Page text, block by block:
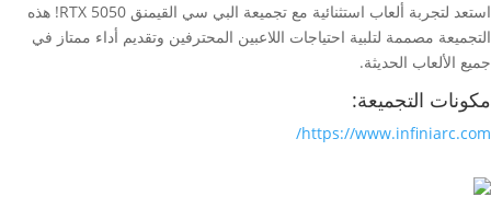
استعد لتجربة ألعاب استثنائية مع تجميعة البي سي القيمنق RTX 5050! هذه
التجميعة مصممة لتلبية احتياجات اللاعبين المحترفين وتقديم أداء ممتاز في
جميع الألعاب الحديثة.
مكونات التجميعة:
https://www.infiniarc.com/